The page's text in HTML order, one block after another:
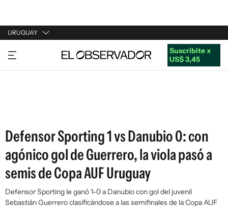
URUGUAY
URUGUAY
ARGENTINA
Suscribite x
US$ 3,45
Defensor Sporting 1 vs Danubio 0: con
agónico gol de Guerrero, la viola pasó a
semis de Copa AUF Uruguay
Defensor Sporting le ganó 1-0 a Danubio con gol del juvenil
Sebastián Guerrero clasificándose a las semifinales de la Copa AUF